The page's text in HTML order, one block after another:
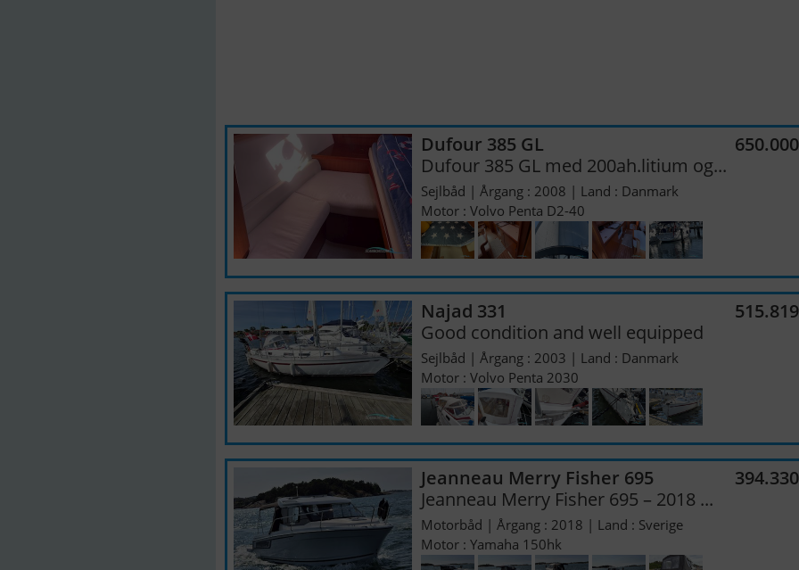
Dufour 385 GL
Dufour 385 GL med 200ah.litium og...
Sejlbåd | Årgang : 2008 | Land : Danmark
Motor : Volvo Penta D2-40
Najad 331
Good condition and well equipped
Sejlbåd | Årgang : 2003 | Land : Danmark
Motor : Volvo Penta 2030
Jeanneau Merry Fisher 695
Jeanneau Merry Fisher 695 – 2018 ...
Motorbåd | Årgang : 2018 | Land : Sverige
Motor : Yamaha 150hk